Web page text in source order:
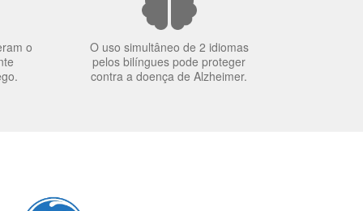
o
O uso simultâneo de 2 idiomas
pelos bilíngues pode proteger
contra a doença de Alzheimer.